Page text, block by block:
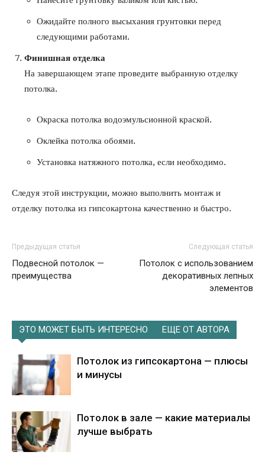
Ожидайте полного высыхания грунтовки перед
следующими работами.
Финишная отделка
На завершающем этапе проведите выбранную отделку
потолка.
Окраска потолка водоэмульсионной краской.
Оклейка потолка обоями.
Установка натяжного потолка, если необходимо.
Следуя этой инструкции, можно выполнить монтаж и
отделку потолка из гипсокартона качественно и быстро.
Предыдущая статья
Подвесной потолок —
преимущества
Следующая статья
Потолок с использованием
декоративных лепных
элементов
ЭТО МОЖЕТ БЫТЬ ИНТЕРЕСНО ЕЩЕ ОТ АВТОРА
Потолок из гипсокартона — плюсы
и минусы
Потолок в зале — какие материалы
лучше выбрать